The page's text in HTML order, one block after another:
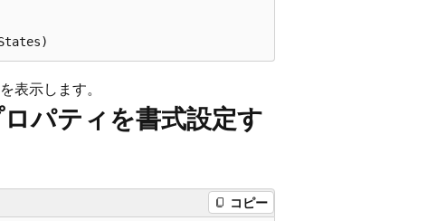
表示します。
パティを書式設定す
コピー